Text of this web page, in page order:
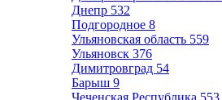
Днепр 532
Подгородное 8
Ульяновская область 559
Ульяновск 376
Димитровград 54
Барыш 9
Чеченская Республика 553